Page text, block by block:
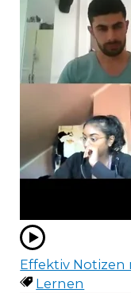
Effektiv Notizen
Lernen